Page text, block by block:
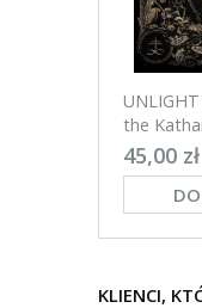
the
45,00 zł
KLIENCI,